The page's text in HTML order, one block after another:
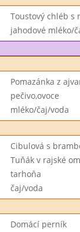
Toustový chléb s
jahodové mléko/
Pomazánka z
pečivo,ovoce
mléko/čaj/voda
Cibulová s
Tuňák v rajské
tarhoňa
čaj/voda
Domácí perník